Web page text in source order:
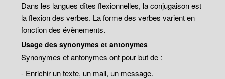
Dans les langues dîtes flexionnelles, la conjugaison est
la flexion des verbes. La forme des verbes varient en
fonction des évènements.
Usage des synonymes et antonymes
Synonymes et antonymes ont pour but de :
- Enrichir un texte, un mail, un message.